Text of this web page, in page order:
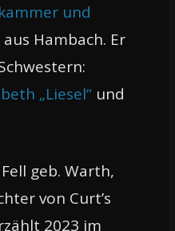
und
aus Hambach. Er
„Liesel“und
geb. Warth,
von Curt’s
2023 im